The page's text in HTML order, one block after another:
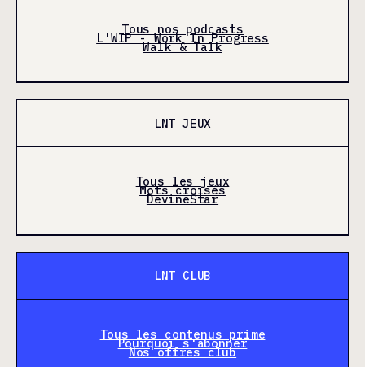
Tous nos podcasts
L'WIP - Work In Progress
Walk & Talk
LNT JEUX
Tous les jeux
Mots croisés
DevineStar
LNT CLUB
Tous les contenus prime
Pourquoi s'abonner
Nos offres club